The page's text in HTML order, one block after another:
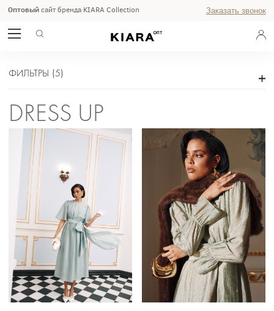
Оптовыйсайт бренда KIARA Collection Заказать звонок
ОСЕНЬ ЗИМА 2026
ФИЛЬТРЫ (5)
DRESS UP